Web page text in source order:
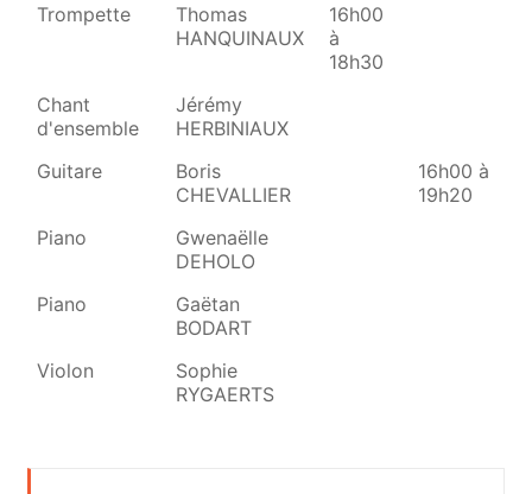
Disciplines
Professeurs Lundi
Trompette
Thomas
HANQUINAUX
16h00
à
18h30
Chant
d'ensemble
Jérémy
HERBINIAUX
Guitare
Boris
CHEVALLIER
16h00 à
19h20
Piano
Gwenaëlle
DEHOLO
Piano
Gaëtan
BODART
Violon
Sophie
RYGAERTS